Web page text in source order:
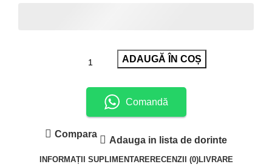
ADAUGĂ ÎN COȘ
Comandă
Compara
Adauga in lista de dorinte
INFORMAȚII SUPLIMENTARERECENZII (0)LIVRARE